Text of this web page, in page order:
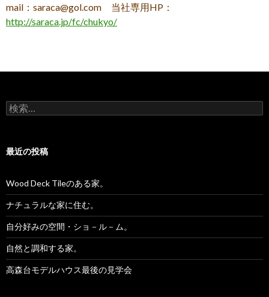
mail：saraca@gol.com 当社専用HP：
http://saraca.jp/fc/chukyo/
検
索:
最近の投稿
Wood Deck Tileのある家。
ナチュラルな家に住む。
自分好みの空間・ショ－ル－ム。
自然と調和する家。
高森台モデルハウス最後の見学会